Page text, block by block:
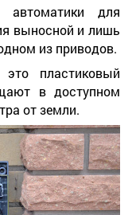
автоматики для
выносной и лишь
из приводов.
пластиковый
в доступном
от земли.